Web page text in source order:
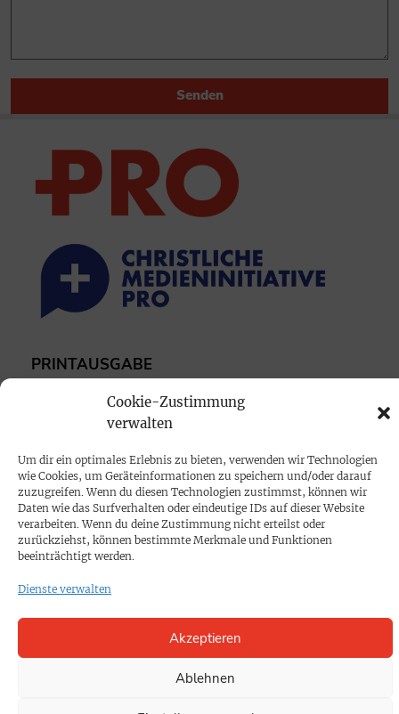
Cookie-Zustimmung
verwalten
Um dir ein optimales Erlebnis zu bieten, verwenden wir Technologien
wie Cookies, um Geräteinformationen zu speichern und/oder darauf
zuzugreifen. Wenn du diesen Technologien zustimmst, können wir
Daten wie das Surfverhalten oder eindeutige IDs auf dieser Website
verarbeiten. Wenn du deine Zustimmung nicht erteilst oder
zurückziehst, können bestimmte Merkmale und Funktionen
beeinträchtigt werden.
Dienste verwalten
Akzeptieren
Ablehnen
Senden
PRINTAUSGABE
Mediadaten
Impressum
SPENDEN
Datenschutz